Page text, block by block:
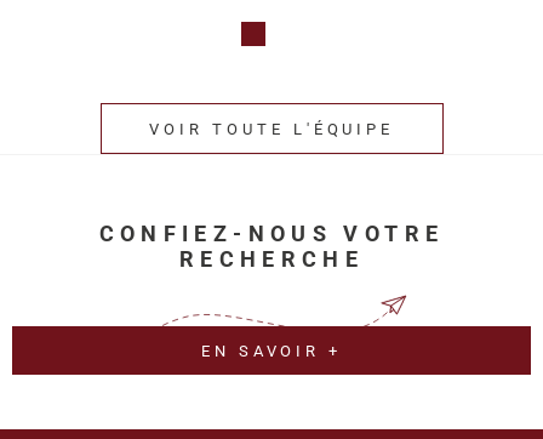
VOIR TOUTE L'ÉQUIPE
CONFIEZ-NOUS VOTRE
RECHERCHE
EN SAVOIR +